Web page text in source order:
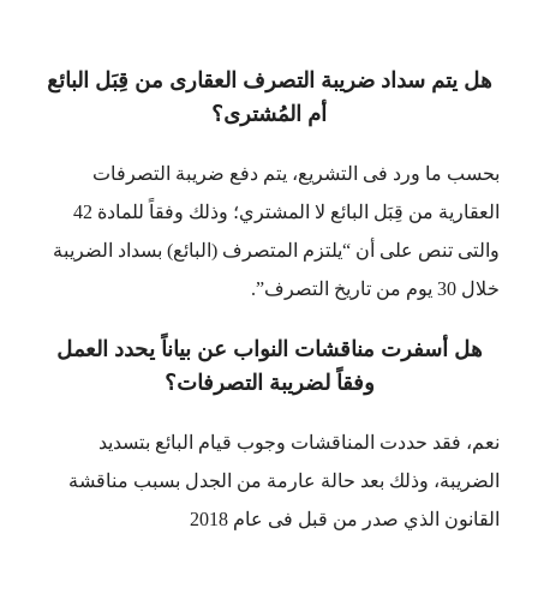
هل يتم سداد ضريبة التصرف العقارى من قِبَل البائع
أم المُشترى؟
بحسب ما ورد فى التشريع، يتم دفع ضريبة التصرفات
العقارية من قِبَل البائع لا المشتري؛ وذلك وفقاً للمادة 42
والتى تنص على أن “يلتزم المتصرف (البائع) بسداد الضريبة
خلال 30 يوم من تاريخ التصرف”.
هل أسفرت مناقشات النواب عن بياناً يحدد العمل
وفقاً لضريبة التصرفات؟
نعم، فقد حددت المناقشات وجوب قيام البائع بتسديد
الضريبة، وذلك بعد حالة عارمة من الجدل بسبب مناقشة
القانون الذي صدر من قبل فى عام 2018